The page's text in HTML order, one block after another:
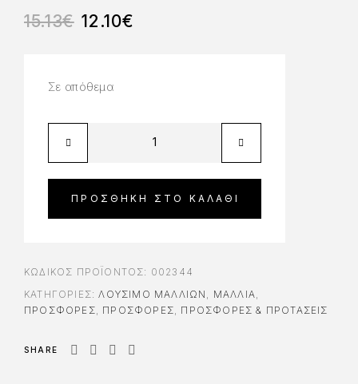
15.13€ 12.10€
Σε απόθεμα
ΠΡΟΣΘΉΚΗ ΣΤΟ ΚΑΛΆΘΙ
ΚΩΔΙΚΌΣ ΠΡΟΪΌΝΤΟΣ: 002344
ΚΑΤΗΓΟΡΊΕΣ:ΛΟΎΣΙΜΟ ΜΑΛΛΙΏΝ ΜΑΛΛΙΑ
ΠΡΟΣΦΟΡΈΣ
ΠΡΟΣΦΟΡΈΣ ΠΡΟΣΦΟΡΕΣ & ΠΡΟΤΑΣΕΙΣ
SHARE